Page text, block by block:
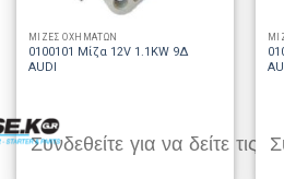
ΜΙΖΕΣ ΟΧΗΜΑΤΩΝ
0100101 Μίζα 12V 1.1KW 9Δ
AUDI
Συνδεθείτε για να δείτε τις